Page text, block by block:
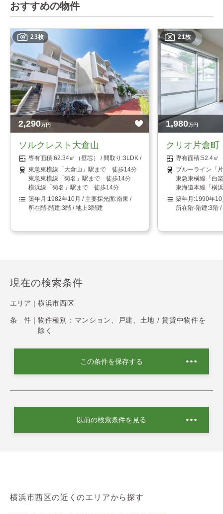
おすすめの物件
23枚
2,290万円
ソルクレスト大倉山
62.34㎡（壁芯）
3LDK
東急東横線「大倉山」駅まで 徒歩14分
東急東横線「菊名」駅まで 徒歩14分
横浜線「菊名」駅まで 徒歩14分
1982年10月
南東
3階 / 地上3階建
21枚
1,980万円
クリオ片倉
52.4㎡
ブルーライン「
東急東横線「白
東海道本線「横
1990年10
3階 /
現在の検索条件
エリア｜ 横浜市西区
条 件｜ 物件種別：マンション、戸建、土地 / 賃貸中物件を
除く
この条件を保存する
以前の検索条件を見る
横浜市西区の近くのエリアから探す